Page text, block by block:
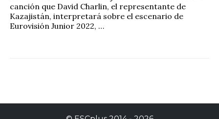
canción que David Charlin, el representante de
Kazajistán, interpretará sobre el escenario de
Eurovisión Junior 2022, …